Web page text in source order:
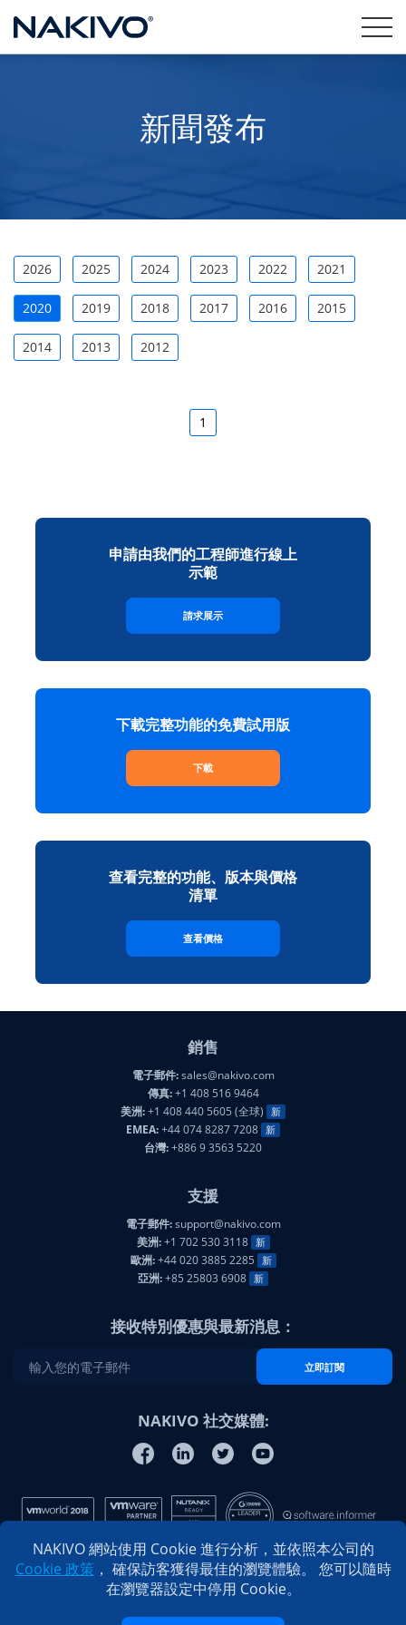
新聞發布
2026 2025 2024 2023 2022 2021
2020 2019 2018 2017 2016 2015
2014 2013 2012
1
申請由我們的工程師進行線上
示範
請求展示
下載完整功能的免費試用版
下載
查看完整的功能、版本與價格
清單
查看價格
銷售
電子郵件:sales@nakivo.com
傳真:+1 408 516 9464
美洲:+1 408 440 5605 (全球) 新
EMEA:+44 074 8287 7208 新
台灣:+886 9 3563 5220
支援
電子郵件:support@nakivo.com
美洲:+1 702 530 3118 新
歐洲:+44 020 3885 2285 新
亞洲:+85 25803 6908 新
接收特別優惠與最新消息：
立即訂閱
NAKIVO 社交媒體:
NAKIVO 網站使用 Cookie 進行分析，並依照本公司的
Cookie 政策 ， 確保訪客獲得最佳的瀏覽體驗。 您可以隨時
在瀏覽器設定中停用 Cookie。